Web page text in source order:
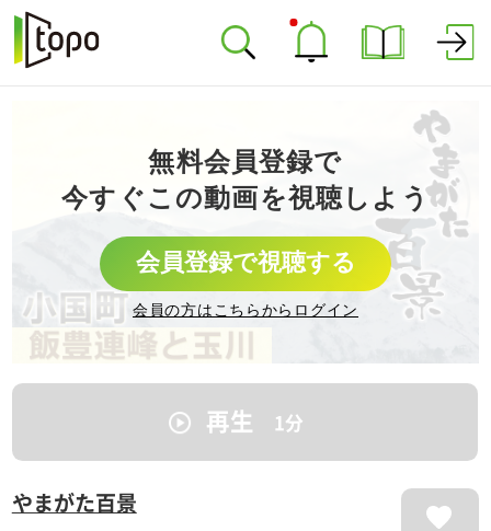
無料会員登録で
今すぐこの動画を視聴しよう
会員登録で視聴する
会員の方はこちらからログイン
再生 1 分
やまがた百景